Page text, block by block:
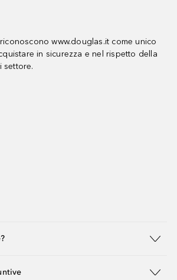
www.douglas.it come unico
in sicurezza e nel rispetto della
settore.